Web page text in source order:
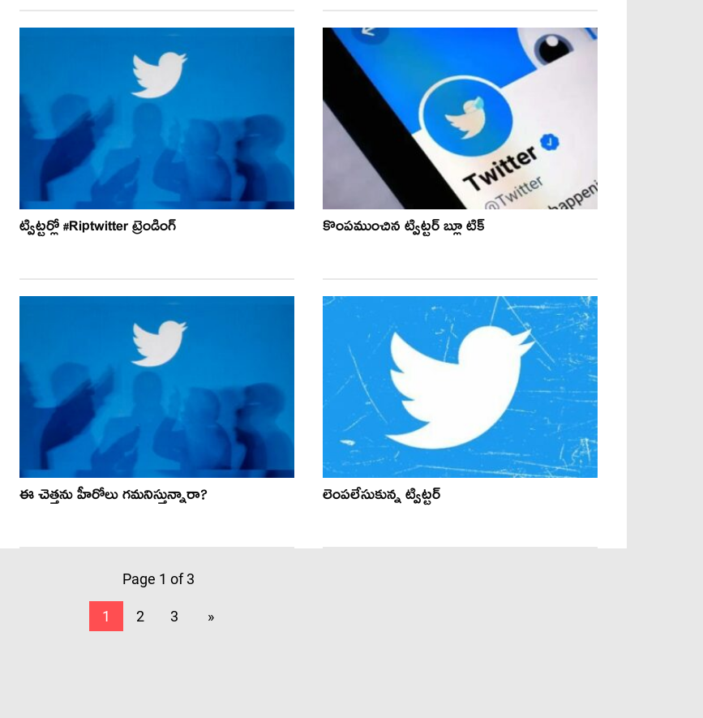
ట్విట్టర్లో #Riptwitter ట్రెండింగ్ కొంప‌ముంచిన ట్విట్ట‌ర్ బ్లూ టిక్‌
ఈ చెత్తను హీరోలు గమనిస్తున్నారా? లెంప‌లేసుకున్న ట్విట్ట‌ర్‌
Page 1 of 3
1 2 3 »